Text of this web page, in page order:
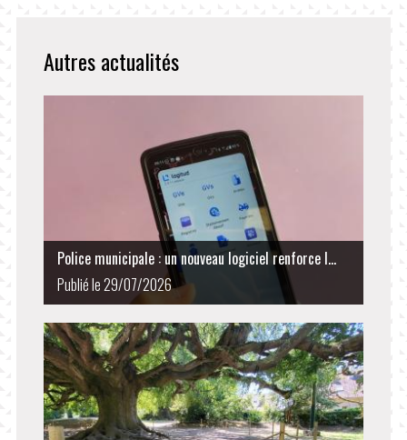
Autres actualités
Police municipale : un nouveau logiciel renforce l...
Publié le 29/07/2026